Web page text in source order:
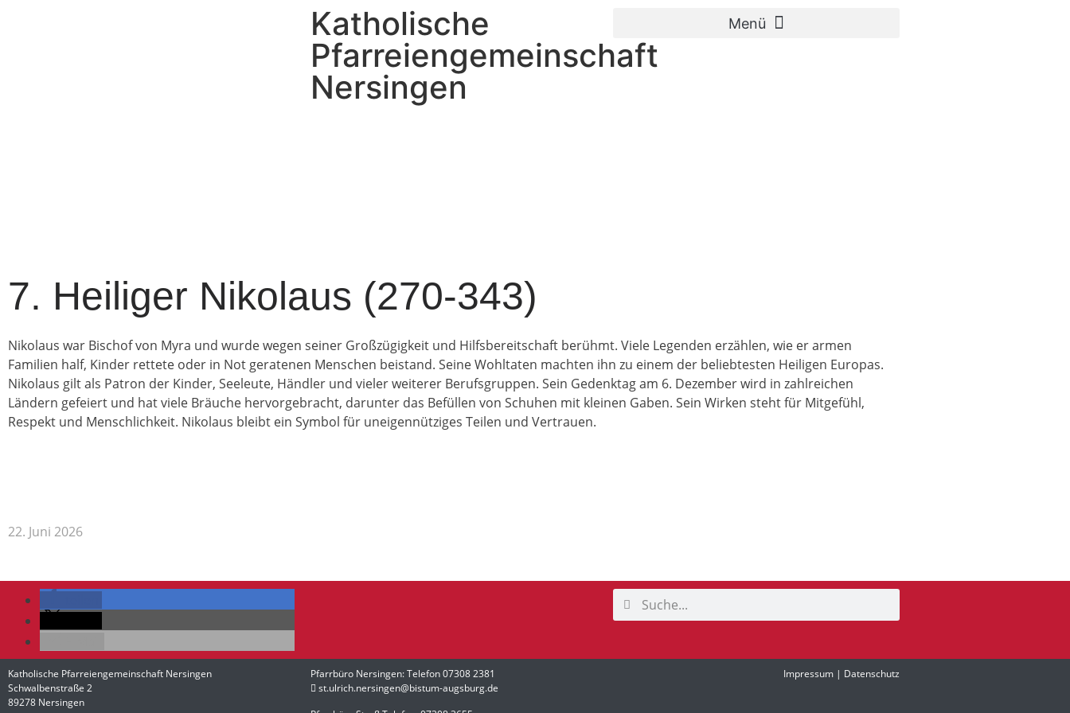
Katholische
Pfarreiengemeinschaft
Nersingen
7. Heiliger Nikolaus (270-343)
Nikolaus war Bischof von Myra und wurde wegen seiner Großzügigkeit und Hilfsbereitschaft berühmt. Viele Legenden erzählen, wie er armen
Familien half, Kinder rettete oder in Not geratenen Menschen beistand. Seine Wohltaten machten ihn zu einem der beliebtesten Heiligen Europas.
Nikolaus gilt als Patron der Kinder, Seeleute, Händler und vieler weiterer Berufsgruppen. Sein Gedenktag am 6. Dezember wird in zahlreichen
Ländern gefeiert und hat viele Bräuche hervorgebracht, darunter das Befüllen von Schuhen mit kleinen Gaben. Sein Wirken steht für Mitgefühl,
Respekt und Menschlichkeit. Nikolaus bleibt ein Symbol für uneigennütziges Teilen und Vertrauen.
22. Juni 2026
Katholische Pfarreiengemeinschaft Nersingen
Schwalbenstraße 2
89278 Nersingen
Pfarrbüro Nersingen: Telefon 07308 2381
st.ulrich.nersingen@bistum-augsburg.de
Impressum| Datenschutz